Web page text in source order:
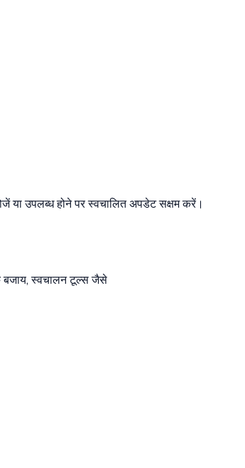
उपलब्ध होने पर स्वचालित अपडेट सक्षम करें।
बजाय, स्वचालन टूल्स जैसे